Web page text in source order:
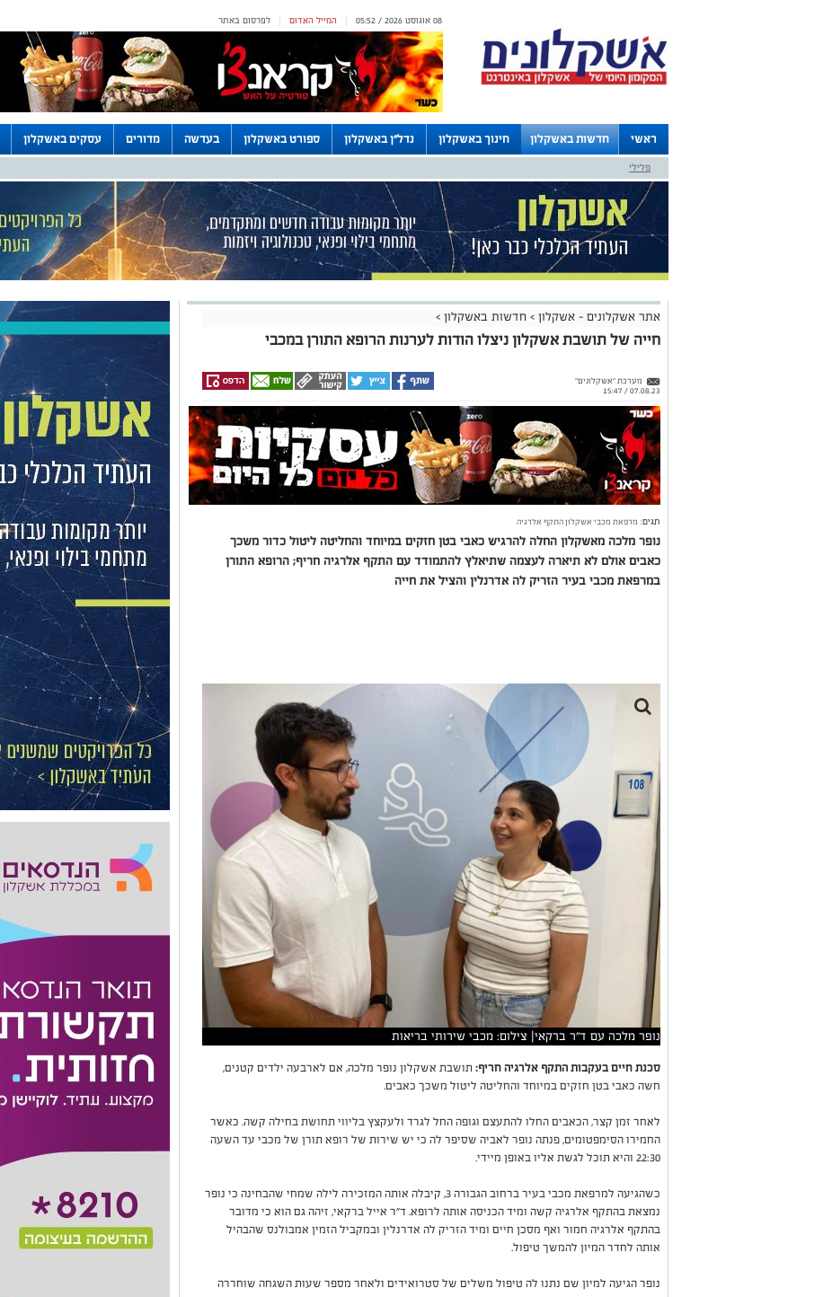
לפרסום באתר | המייל האדום | 08 אוגוסט 2026 / 05:52
ראשי חדשות באשקלון חינוך באשקלון נדל"ן באשקלון ספורט באשקלון בעדשה מדורים עסקים באשקלון
לוחות
פלילי
אתר אשקלונים - אשקלון > חדשות באשקלון >
חייה של תושבת אשקלון ניצלו הודות לערנות הרופא התורן במכבי
מערכת "אשקלונים"
07.08.23 / 15:47
תגים: מרפאת מכבי אשקלון התקף אלרגיה
נופר מלכה מאשקלון החלה להרגיש כאבי בטן חזקים במיוחד והחליטה ליטול כדור משכך
כאבים אולם לא תיארה לעצמה שתיאלץ להתמודד עם התקף אלרגיה חריף; הרופא התורן
במרפאת מכבי בעיר הזריק לה אדרנלין והציל את חייה
נופר מלכה עם ד"ר ברקאי| צילום: מכבי שירותי בריאות
סכנת חיים בעקבות התקף אלרגיה חריף: תושבת אשקלון נופר מלכה, אם לארבעה ילדים קטנים,
חשה כאבי בטן חזקים במיוחד והחליטה ליטול משכך כאבים.
לאחר זמן קצר, הכאבים החלו להתעצם וגופה החל לגרד ולעקצץ בליווי תחושת בחילה קשה. כאשר
החמירו הסימפטומים, פנתה נופר לאביה שסיפר לה כי יש שירות של רופא תורן של מכבי עד השעה
22:30 והיא תוכל לגשת אליו באופן מיידי.
כשהגיעה למרפאת מכבי בעיר ברחוב הגבורה 3, קיבלה אותה המזכירה לילה שמחי שהבחינה כי נופר
נמצאת בהתקף אלרגיה קשה ומיד הכניסה אותה לרופא. ד"ר אייל ברקאי, זיהה גם הוא כי מדובר
בהתקף אלרגיה חמור ואף מסכן חיים ומיד הזריק לה אדרנלין ובמקביל הזמין אמבולנס שהבהיל
אותה לחדר המיון להמשך טיפול.
נופר הגיעה למיון שם נתנו לה טיפול משלים של סטרואידים ולאחר מספר שעות השגחה שוחררה